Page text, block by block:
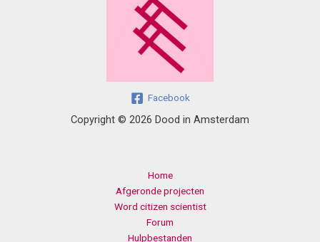
Facebook
Copyright © 2026 Dood in Amsterdam
Home
Afgeronde projecten
Word citizen scientist
Forum
Hulpbestanden